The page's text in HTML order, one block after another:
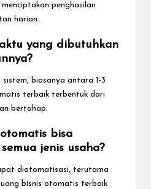
penghasilan
harian.
yang dibutuhkan
biasanya antara 1-3
terbaik terbentuk dari
bertahap.
bisa
jenis usaha?
diotomatisasi, terutama
bisnis otomatis terbaik